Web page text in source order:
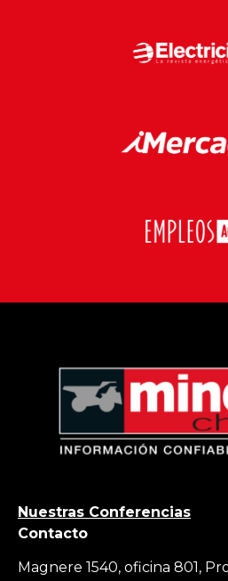
Nuestras Conferencias
Contacto
Magnere 1540, oficina 801,